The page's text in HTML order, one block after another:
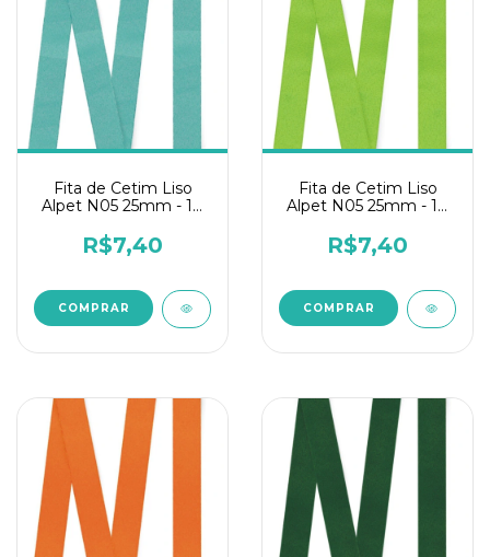
Fita de Cetim Liso
Alpet N05 25mm - 10
R$7,40
Fita de Cetim Liso
Alpet N05 25mm - 10
R$7,40